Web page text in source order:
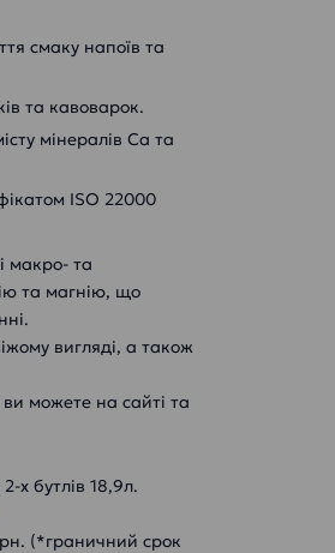
смаку напоїв та
та кавоварок.
мінералів Ca та
ISO 22000
макро- та
та магнію, що
вигляді, а також
ви можете на сайті та
х бутлів 18,9л.
(*граничний срок